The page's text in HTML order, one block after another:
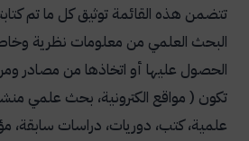
تتضمن هذه القائمة توثيق كل ما تم
البحث العلمي من معلومات نظرية
الحصول عليها أو اتخاذها من مصادر
تكون ( مواقع الكترونية، بحث علمي
علمية، كتب، دوريات، دراسات سابقة،